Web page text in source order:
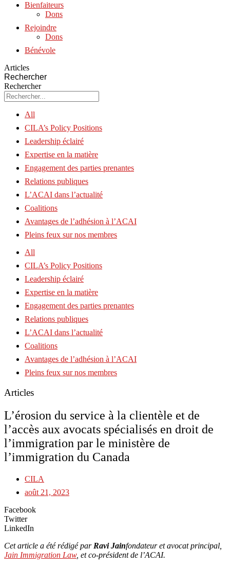
Bienfaiteurs
Dons
Rejoindre
Dons
Bénévole
Articles
Rechercher
Rechercher
All
CILA’s Policy Positions
Leadership éclairé
Expertise en la matière
Engagement des parties prenantes
Relations publiques
L’ACAI dans l’actualité
Coalitions
Avantages de l’adhésion à l’ACAI
Pleins feux sur nos membres
All
CILA’s Policy Positions
Leadership éclairé
Expertise en la matière
Engagement des parties prenantes
Relations publiques
L’ACAI dans l’actualité
Coalitions
Avantages de l’adhésion à l’ACAI
Pleins feux sur nos membres
Articles
L’érosion du service à la clientèle et de
l’accès aux avocats spécialisés en droit de
l’immigration par le ministère de
l’immigration du Canada
CILA
août 21, 2023
Facebook
Twitter
LinkedIn
Cet article a été rédigé par Ravi Jainfondateur et avocat principal,
Jain Immigration Law, et co-président de l’ACAI.